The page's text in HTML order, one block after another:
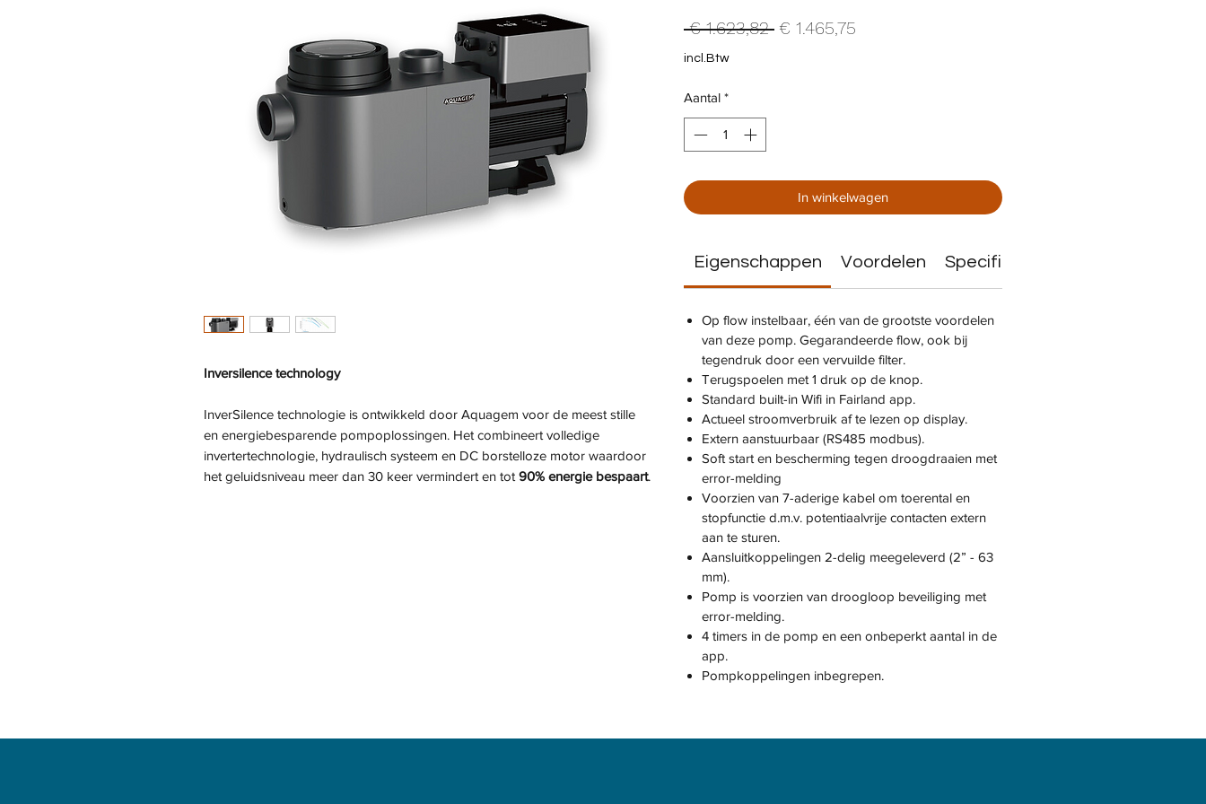
Inversilence technology
InverSilence technologie is ontwikkeld door Aquagem voor de meest stille
en energiebesparende pompoplossingen. Het combineert volledige
invertertechnologie, hydraulisch systeem en DC borstelloze motor waardoor
het geluidsniveau meer dan 30 keer vermindert en tot 90% energie bespaart.
€ 1.623,82 Normale
€ 1.465,75
incl.Btw
Aantal *
In winkelwagen
Eigenschappen Voordelen Specificaties
Op flow instelbaar, één van de grootste voordelen
van deze pomp. Gegarandeerde flow, ook bij
tegendruk door een vervuilde filter.
Terugspoelen met 1 druk op de knop.
Standard built-in Wifi in Fairland app.
Actueel stroomverbruik af te lezen op display.
Extern aanstuurbaar (RS485 modbus).
Soft start en bescherming tegen droogdraaien met
error-melding
Voorzien van 7-aderige kabel om toerental en
stopfunctie d.m.v. potentiaalvrije contacten extern
aan te sturen.
Aansluitkoppelingen 2-delig meegeleverd (2” - 63
mm).
Pomp is voorzien van droogloop beveiliging met
error-melding.
4 timers in de pomp en een onbeperkt aantal in de
app.
Pompkoppelingen inbegrepen.